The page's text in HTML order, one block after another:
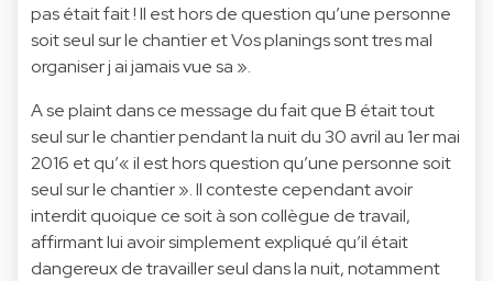
pas était fait ! Il est hors de question qu’une personne
soit seul sur le chantier et Vos planings sont tres mal
organiser j ai jamais vue sa ».
A se plaint dans ce message du fait que B était tout
seul sur le chantier pendant la nuit du 30 avril au 1er mai
2016 et qu’« il est hors question qu’une personne soit
seul sur le chantier ». Il conteste cependant avoir
interdit quoique ce soit à son collègue de travail,
affirmant lui avoir simplement expliqué qu’il était
dangereux de travailler seul dans la nuit, notamment